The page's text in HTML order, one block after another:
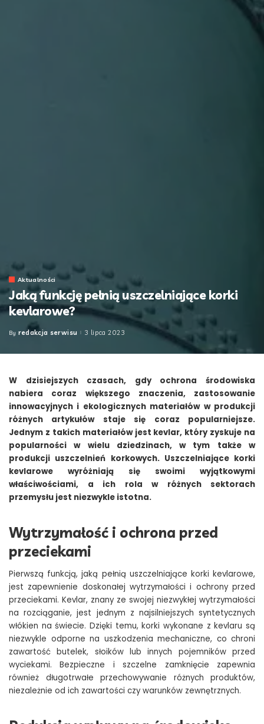
Aktualności
Jaką funkcję pełnią uszczelniające korki
kevlarowe?
Posted
By redakcja serwisu 3 lipca 2023
W dzisiejszych czasach, gdy ochrona środowiska
nabiera coraz większego znaczenia, zastosowanie
innowacyjnych i ekologicznych materiałów w produkcji
różnych artykułów staje się coraz popularniejsze.
Jednym z takich materiałów jest kevlar, który zyskuje na
popularności w wielu dziedzinach, w tym także w
produkcji uszczelnień korkowych. Uszczelniające korki
kevlarowe wyróżniają się swoimi wyjątkowymi
właściwościami, a ich rola w różnych sektorach
przemysłu jest niezwykle istotna.
Wytrzymałość i ochrona przed
przeciekami
Pierwszą funkcją, jaką pełnią uszczelniające korki kevlarowe,
jest zapewnienie doskonałej wytrzymałości i ochrony przed
przeciekami. Kevlar, znany ze swojej niezwykłej wytrzymałości
na rozciąganie, jest jednym z najsilniejszych syntetycznych
włókien na świecie. Dzięki temu, korki wykonane z kevlaru są
niezwykle odporne na uszkodzenia mechaniczne, co chroni
zawartość butelek, słoików lub innych pojemników przed
wyciekami. Bezpieczne i szczelne zamknięcie zapewnia
również długotrwałe przechowywanie różnych produktów,
niezależnie od ich zawartości czy warunków zewnętrznych.